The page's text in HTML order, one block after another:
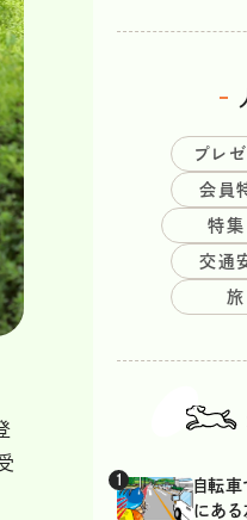
プレゼ
会員
特集
交通
旅
自転車
にある